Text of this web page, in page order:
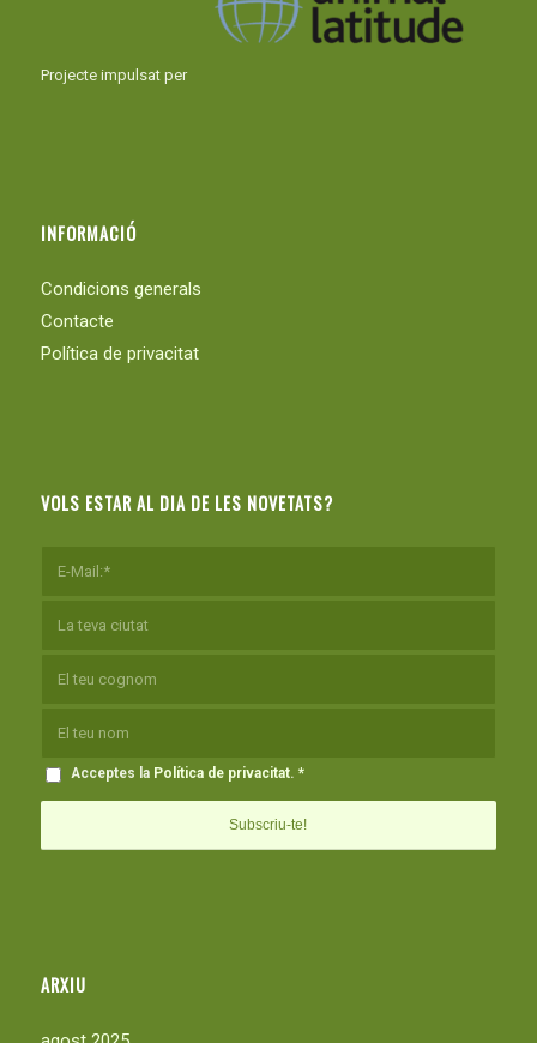
Projecte impulsat per
INFORMACIÓ
Condicions generals
Contacte
Política de privacitat
VOLS ESTAR AL DIA DE LES NOVETATS?
Acceptes la Política de privacitat. *
ARXIU